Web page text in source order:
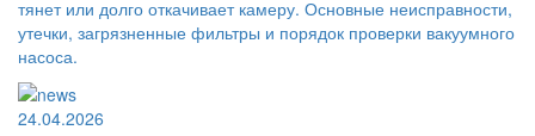
тянет или долго откачивает камеру. Основные неисправности,
утечки, загрязненные фильтры и порядок проверки вакуумного
насоса.
24.04.2026